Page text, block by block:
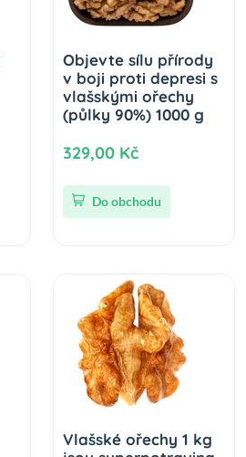
Objevte sílu přírody
v boji proti depresi s
vlašskými ořechy
(půlky 90%) 1000 g
329,00 Kč
Do obchodu
Vlašské ořechy 1 kg